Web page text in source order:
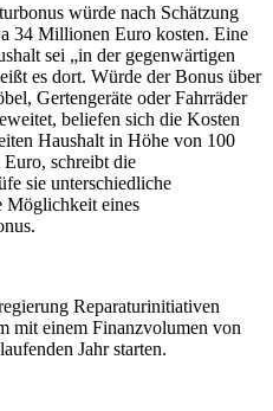
würde nach Schätzung
34 Millionen Euro kosten. Eine
sei „in der gegenwärtigen
es dort. Würde der Bonus über
Gertengeräte oder Fahrräder
beliefen sich die Kosten
Haushalt in Höhe von 100
schreibt die
sie unterschiedliche
Möglichkeit eines
Reparaturinitiativen
mit einem Finanzvolumen von
Jahr starten.